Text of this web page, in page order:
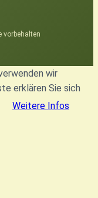
vorbehalten
wir
erklären Sie sich
Weitere Infos